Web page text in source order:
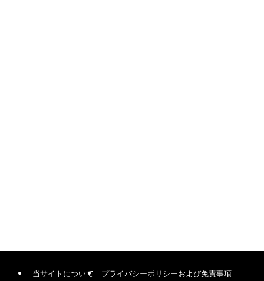
当サイトについて プライバシーポリシーおよび免責事項